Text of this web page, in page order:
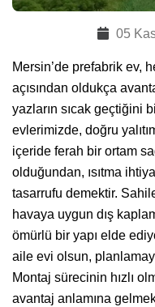
05
Mersin’de prefabrik ev,
açısından oldukça
yazların sıcak geçtiğini
evlerimizde, doğru
içeride ferah bir ortam
olduğundan, ısıtma
tasarrufu demektir.
havaya uygun dış
ömürlü bir yapı elde
aile evi olsun,
Montaj sürecinin hızlı
avantaj anlamına